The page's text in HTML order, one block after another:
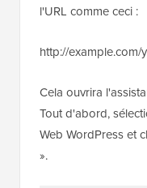
l'URL comme ceci :
http://
Cela ouvrira
Tout d'abord,
Web WordPress et
».